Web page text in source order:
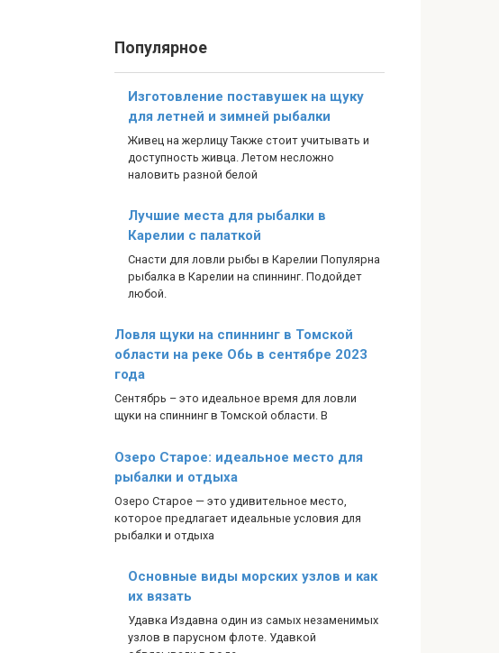
Популярное
Изготовление поставушек на щуку
для летней и зимней рыбалки
Живец на жерлицу Также стоит учитывать и
доступность живца. Летом несложно
наловить разной белой
Лучшие места для рыбалки в
Карелии с палаткой
Снасти для ловли рыбы в Карелии Популярна
рыбалка в Карелии на спиннинг. Подойдет
любой.
Ловля щуки на спиннинг в Томской
области на реке Обь в сентябре 2023
года
Сентябрь – это идеальное время для ловли
щуки на спиннинг в Томской области. В
Озеро Старое: идеальное место для
рыбалки и отдыха
Озеро Старое — это удивительное место,
которое предлагает идеальные условия для
рыбалки и отдыха
Основные виды морских узлов и как
их вязать
Удавка Издавна один из самых незаменимых
узлов в парусном флоте. Удавкой